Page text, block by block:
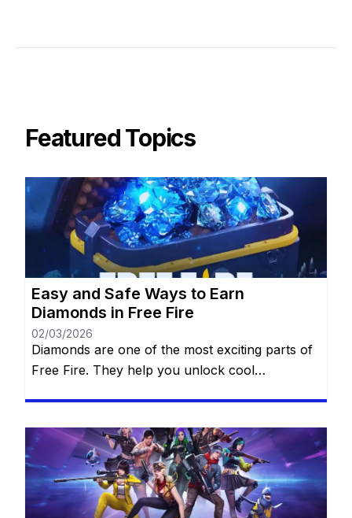
Featured Topics
Easy and Safe Ways to Earn
Diamonds in Free Fire
02/03/2026
Diamonds are one of the most exciting parts of
Free Fire. They help you unlock cool
thrilling. For many players, diamonds feel like
magic gems that can transform the game
experience. The best part? You don’t always
need to spend real money […]